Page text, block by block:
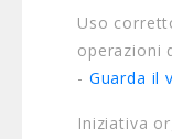
Uso
operazioni
- Guarda il
Iniziativa